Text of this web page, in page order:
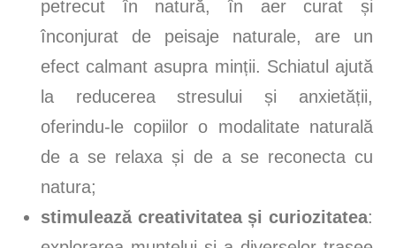
petrecut în natură, în aer curat și
înconjurat de peisaje naturale, are un
efect calmant asupra minții. Schiatul ajută
la reducerea stresului și anxietății,
oferindu-le copiilor o modalitate naturală
de a se relaxa și de a se reconecta cu
natura;
stimulează creativitatea și curiozitatea: